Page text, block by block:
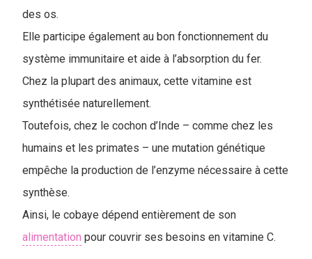
des os.
Elle participe également au bon fonctionnement du
système immunitaire et aide à l’absorption du fer.
Chez la plupart des animaux, cette vitamine est
synthétisée naturellement.
Toutefois, chez le cochon d’Inde – comme chez les
humains et les primates – une mutation génétique
empêche la production de l’enzyme nécessaire à cette
synthèse.
Ainsi, le cobaye dépend entièrement de son
alimentation pour couvrir ses besoins en vitamine C.